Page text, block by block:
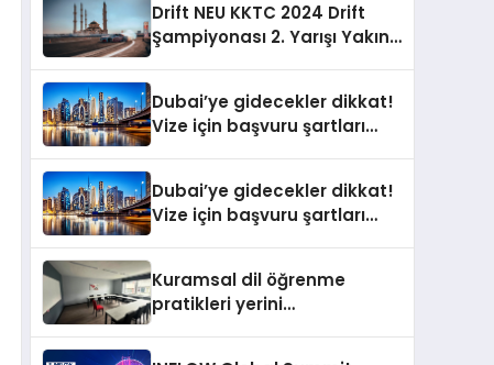
Drift NEU KKTC 2024 Drift
Şampiyonası 2. Yarışı Yakın
Dubai’ye gidecekler dikkat!
Vize için başvuru şartları
Dubai’ye gidecekler dikkat!
Vize için başvuru şartları
Kuramsal dil öğrenme
pratikleri yerini